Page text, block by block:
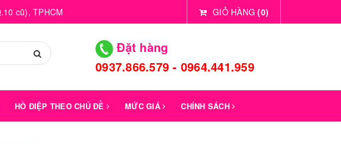
cũ), TPHCM GIỎ HÀNG (0)
Đặt hàng
0937.866.579 - 0964.441.959
HỒ ĐIỆP THEO CHỦ ĐỀ MỨC GIÁ CHÍNH SÁCH